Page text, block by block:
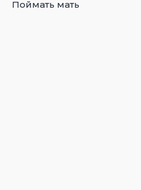
Поймать мать